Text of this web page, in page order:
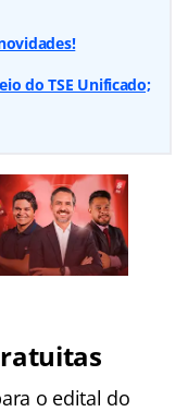
do TSE Unificado;
o edital do